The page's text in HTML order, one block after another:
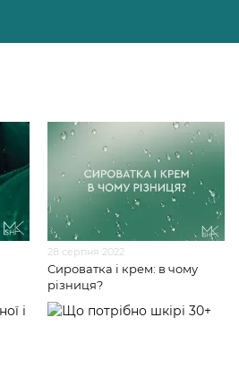
28 серпня 2022
Сироватка і крем: в чому
різниця?